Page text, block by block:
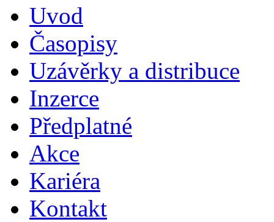
Uvod
Časopisy
Uzávěrky a distribuce
Inzerce
Předplatné
Akce
Kariéra
Kontakt